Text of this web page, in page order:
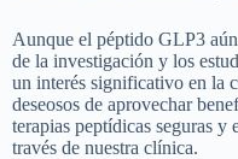
Aunque el péptido GLP3
de la investigación y los
un interés significativo en la
deseosos de aprovechar
terapias peptídicas seguras y
través de nuestra clínica.